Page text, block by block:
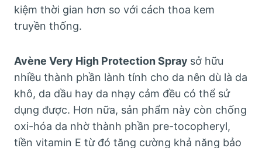
kiệm thời gian hơn so với cách thoa kem
truyền thống.
Avène Very High Protection Spray sở hữu
nhiều thành phần lành tính cho da nên dù là da
khô, da dầu hay da nhạy cảm đều có thể sử
dụng được. Hơn nữa, sản phẩm này còn chống
oxi-hóa da nhờ thành phần pre-tocopheryl,
tiền vitamin E từ đó tăng cường khả năng bảo